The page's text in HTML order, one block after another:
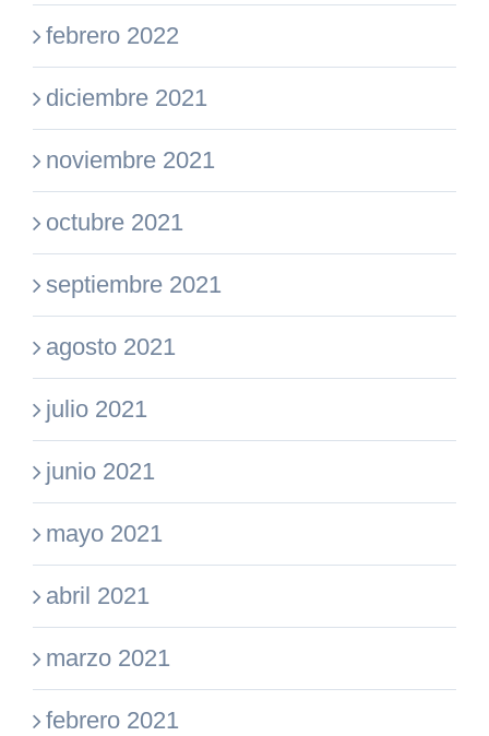
febrero 2022
diciembre 2021
noviembre 2021
octubre 2021
septiembre 2021
agosto 2021
julio 2021
junio 2021
mayo 2021
abril 2021
marzo 2021
febrero 2021